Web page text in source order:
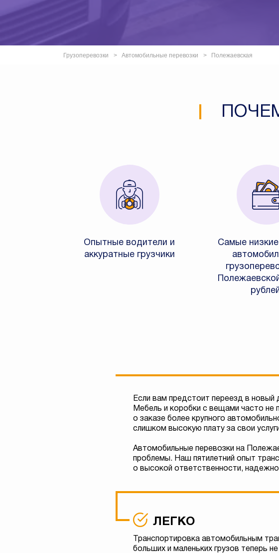
Грузоперевозки Автомобильные перевозки Полежаевская
Опытные водители и
аккуратные грузчики
Самые
Если вам предстоит переезд в
Мебель и коробки с вещами часто
о заказе более крупного
слишком высокую плату за свои
Автомобильные перевозки на
проблемы. Наш пятилетний опыт
о высокой ответственности,
ЛЕГКО
Транспортировка автомобильным
больших и маленьких грузов теперь